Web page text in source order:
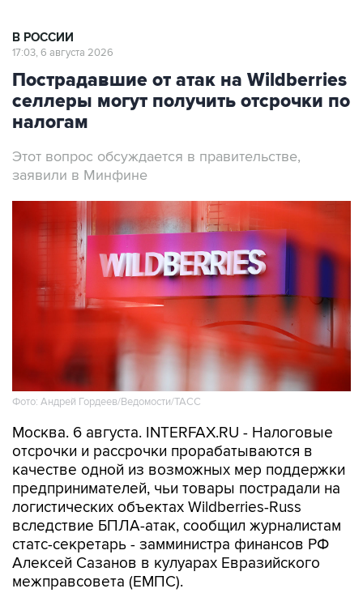
В РОССИИ
17:03, 6 августа 2026
Пострадавшие от атак на Wildberries
селлеры могут получить отсрочки по
налогам
Этот вопрос обсуждается в правительстве,
заявили в Минфине
Фото: Андрей Гордеев/Ведомости/ТАСС
Москва. 6 августа. INTERFAX.RU - Налоговые
отсрочки и рассрочки прорабатываются в
качестве одной из возможных мер поддержки
предпринимателей, чьи товары пострадали на
логистических объектах Wildberries-Russ
вследствие БПЛА-атак, сообщил журналистам
статс-секретарь - замминистра финансов РФ
Алексей Сазанов в кулуарах Евразийского
межправсовета (ЕМПС).